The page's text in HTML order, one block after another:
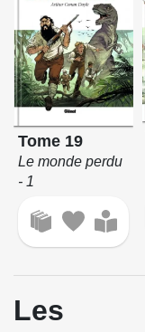
Tome 19
Le monde perdu
- 1
Les